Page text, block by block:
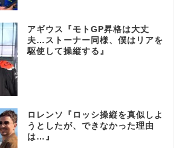
アギウス『モトGP昇格は大丈
夫…ストーナー同様、僕はリアを
駆使して操縦する』
ロレンソ『ロッシ操縦を真似しよ
うとしたが、できなかった理由
は…』